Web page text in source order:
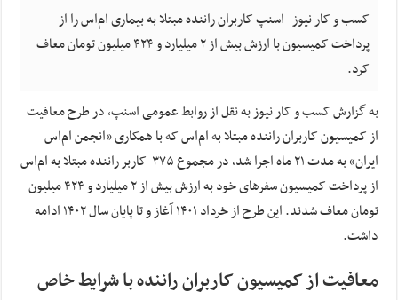
کسب و کار نیوز- اسنپ کاربران راننده مبتلا به بیماری ام‌اس را از
پرداخت کمیسیون با ارزش بیش از ۲ میلیارد و ۴۲۴ میلیون تومان معاف
کرد.
به گزارش کسب و کار نیوز به نقل از روابط عمومی اسنپ، در طرح معافیت
از کمیسیون کاربران راننده‌ مبتلا به ام‌اس که با همکاری «انجمن ام‌اس
ایران» به مدت ۲۱ ماه اجرا شد، در مجموع ۳۷۵ کاربر راننده‌ مبتلا به ام‌اس
از پرداخت کمیسیون سفرهای خود به ارزش بیش از ۲ میلیارد و ۴۲۴ میلیون
تومان معاف شدند. این طرح از خرداد ۱۴۰۱ آغاز و تا پایان سال ۱۴۰۲ ادامه
داشت.
معافیت از کمیسیون کاربران راننده با شرایط خاص